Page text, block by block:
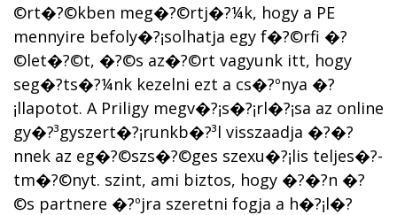
©rt�?©kben meg�?©rtj�?¼k, hogy a PE
mennyire befoly�?¡solhatja egy f�?©rfi �?
©let�?©t, �?©s az�?©rt vagyunk itt, hogy
seg�?­ts�?¼nk kezelni ezt a cs�?ºnya �?
¡llapotot. A Priligy megv�?¡s�?¡rl�?¡sa az online
gy�?³gyszert�?¡runkb�?³l visszaadja �?�?
nnek az eg�?©szs�?©ges szexu�?¡lis teljes�?­
tm�?©nyt. szint, ami biztos, hogy �?�?n �?
©s partnere �?ºjra szeretni fogja a h�?¡l�?